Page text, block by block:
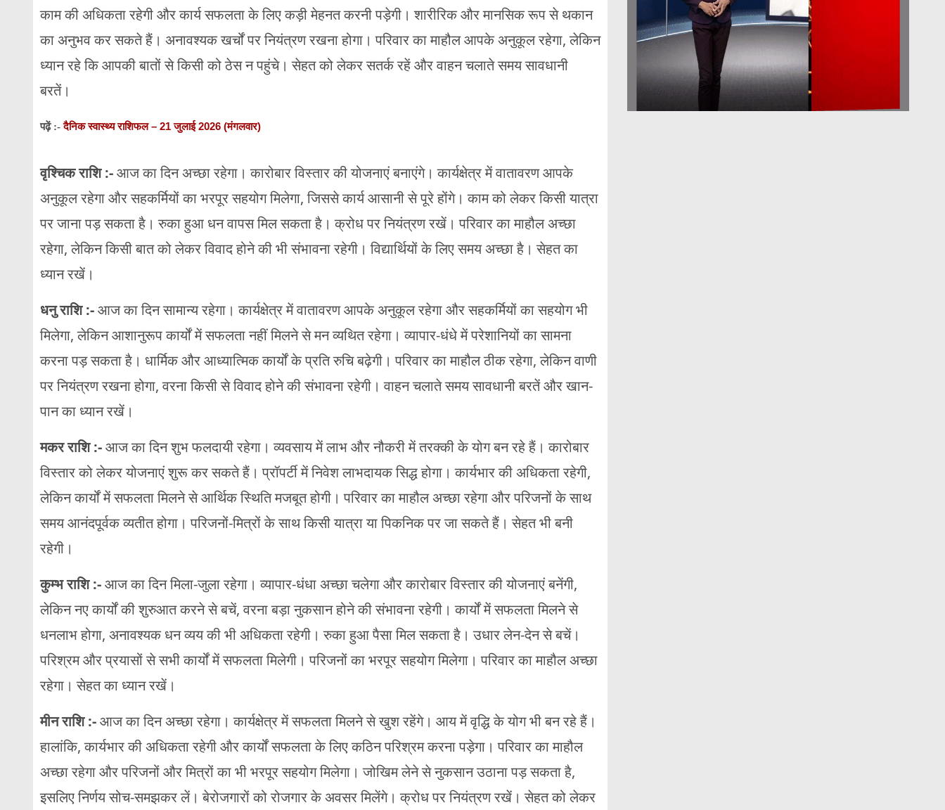
काम की अधिकता रहेगी और कार्य सफलता के लिए कड़ी मेहनत करनी पड़ेगी। शारीरिक और मानसिक रूप से थकान
का अनुभव कर सकते हैं। अनावश्यक खर्चों पर नियंत्रण रखना होगा। परिवार का माहौल आपके अनुकूल रहेगा, लेकिन
ध्यान रहे कि आपकी बातों से किसी को ठेस न पहुंचे। सेहत को लेकर सतर्क रहें और वाहन चलाते समय सावधानी
बरतें।
पढ़ें :-दैनिक स्वास्थ्य राशिफल – 21 जुलाई 2026 (मंगलवार)
वृश्चिक राशि :-आज का दिन अच्छा रहेगा। कारोबार विस्तार की योजनाएं बनाएंगे। कार्यक्षेत्र में वातावरण आपके
अनुकूल रहेगा और सहकर्मियों का भरपूर सहयोग मिलेगा, जिससे कार्य आसानी से पूरे होंगे। काम को लेकर किसी यात्रा
पर जाना पड़ सकता है। रुका हुआ धन वापस मिल सकता है। क्रोध पर नियंत्रण रखें। परिवार का माहौल अच्छा
रहेगा, लेकिन किसी बात को लेकर विवाद होने की भी संभावना रहेगी। विद्यार्थियों के लिए समय अच्छा है। सेहत का
ध्यान रखें।
धनु राशि :-आज का दिन सामान्य रहेगा। कार्यक्षेत्र में वातावरण आपके अनुकूल रहेगा और सहकर्मियों का सहयोग भी
मिलेगा, लेकिन आशानुरूप कार्यों में सफलता नहीं मिलने से मन व्यथित रहेगा। व्यापार-धंधे में परेशानियों का सामना
करना पड़ सकता है। धार्मिक और आध्यात्मिक कार्यों के प्रति रुचि बढ़ेगी। परिवार का माहौल ठीक रहेगा, लेकिन वाणी
पर नियंत्रण रखना होगा, वरना किसी से विवाद होने की संभावना रहेगी। वाहन चलाते समय सावधानी बरतें और खान-
पान का ध्यान रखें।
मकर राशि :-आज का दिन शुभ फलदायी रहेगा। व्यवसाय में लाभ और नौकरी में तरक्की के योग बन रहे हैं। कारोबार
विस्तार को लेकर योजनाएं शुरू कर सकते हैं। प्रॉपर्टी में निवेश लाभदायक सिद्ध होगा। कार्यभार की अधिकता रहेगी,
लेकिन कार्यों में सफलता मिलने से आर्थिक स्थिति मजबूत होगी। परिवार का माहौल अच्छा रहेगा और परिजनों के साथ
समय आनंदपूर्वक व्यतीत होगा। परिजनों-मित्रों के साथ किसी यात्रा या पिकनिक पर जा सकते हैं। सेहत भी बनी
रहेगी।
कुम्भ राशि :-आज का दिन मिला-जुला रहेगा। व्यापार-धंधा अच्छा चलेगा और कारोबार विस्तार की योजनाएं बनेंगी,
लेकिन नए कार्यों की शुरुआत करने से बचें, वरना बड़ा नुकसान होने की संभावना रहेगी। कार्यों में सफलता मिलने से
धनलाभ होगा, अनावश्यक धन व्यय की भी अधिकता रहेगी। रुका हुआ पैसा मिल सकता है। उधार लेन-देन से बचें।
परिश्रम और प्रयासों से सभी कार्यों में सफलता मिलेगी। परिजनों का भरपूर सहयोग मिलेगा। परिवार का माहौल अच्छा
रहेगा। सेहत का ध्यान रखें।
मीन राशि :-आज का दिन अच्छा रहेगा। कार्यक्षेत्र में सफलता मिलने से खुश रहेंगे। आय में वृद्धि के योग भी बन रहे हैं।
हालांकि, कार्यभार की अधिकता रहेगी और कार्यों सफलता के लिए कठिन परिश्रम करना पड़ेगा। परिवार का माहौल
अच्छा रहेगा और परिजनों और मित्रों का भी भरपूर सहयोग मिलेगा। जोखिम लेने से नुकसान उठाना पड़ सकता है,
इसलिए निर्णय सोच-समझकर लें। बेरोजगारों को रोजगार के अवसर मिलेंगे। क्रोध पर नियंत्रण रखें। सेहत को लेकर